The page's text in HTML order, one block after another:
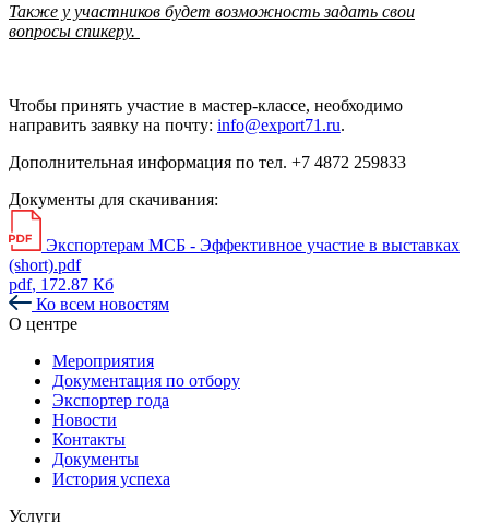
Также у участников будет возможность задать свои
вопросы спикеру.
Чтобы принять участие в мастер-классе, необходимо
направить заявку на почту: info@export71.ru.
Дополнительная информация по тел. +7 4872 259833
Документы для скачивания:
Экспортерам МСБ - Эффективное участие в выставках
(short).pdf
pdf, 172.87 Кб
Ко всем новостям
О центре
Мероприятия
Документация по отбору
Экспортер года
Новости
Контакты
Документы
История успеха
Услуги